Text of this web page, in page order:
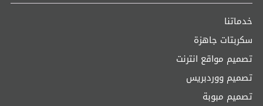
خدماتنا
سكربتات جاهزة
تصميم مواقع انترنت
تصميم ووردبريس
تصميم مبوبة